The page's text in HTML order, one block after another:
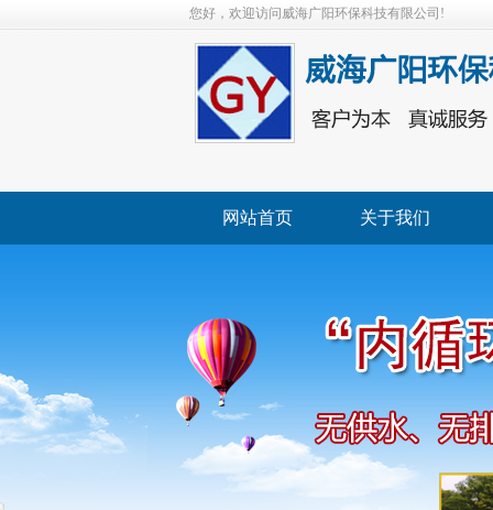
您好，欢迎访问威海广阳环保科技有限公司!
网站首页 关于我们